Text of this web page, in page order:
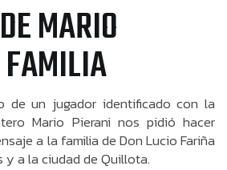
MARIO
de un jugador identificado con la
Mario Pierani nos pidió hacer
a la familia de Don Lucio Fariña
y a la ciudad de Quillota.